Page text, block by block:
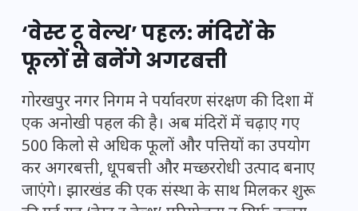
‘वेस्ट टू वेल्थ’ पहल: मंदिरों के
फूलों से बनेंगे अगरबत्ती
गोरखपुर नगर निगम ने पर्यावरण संरक्षण की दिशा में
एक अनोखी पहल की है। अब मंदिरों में चढ़ाए गए
500 किलो से अधिक फूलों और पत्तियों का उपयोग
कर अगरबत्ती, धूपबत्ती और मच्छररोधी उत्पाद बनाए
जाएंगे। झारखंड की एक संस्था के साथ मिलकर शुरू